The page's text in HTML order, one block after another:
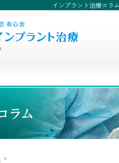
インプラント治療コラ